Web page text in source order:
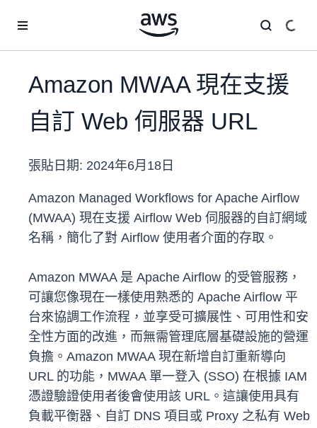
Amazon MWAA 現在支援
自訂 Web 伺服器 URL
張貼日期: 2024年6月18日
Amazon Managed Workflows for Apache Airflow
(MWAA) 現在支援 Airflow Web 伺服器的自訂網域
名稱，簡化了對 Airflow 使用者介面的存取。
Amazon MWAA 是 Apache Airflow 的受管服務，
可讓您像現在一樣使用熟悉的 Apache Airflow 平
台來協調工作流程，並享受可擴展性、可用性和安
全性方面的改進，而無需管理底層基礎設施的營運
負擔。Amazon MWAA 現在新增自訂重新導向
URL 的功能，MWAA 單一登入 (SSO) 在根據 IAM
憑證驗證使用者後會使用該 URL。這讓使用具有
負載平衡器、自訂 DNS 項目或 Proxy 之私有 Web